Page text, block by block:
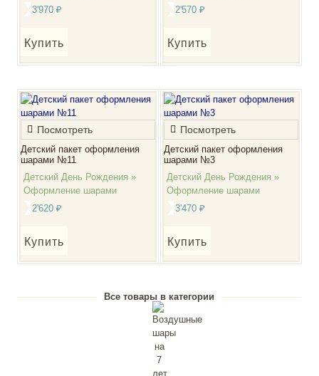
3'970 ₽
Купить
2'570 ₽
Купить
Посмотреть
Детский пакет оформления
шарами №11
Детский День Рождения »
Оформление шарами
2'620 ₽
Купить
Посмотреть
Детский пакет оформления
шарами №3
Детский День Рождения »
Оформление шарами
3'470 ₽
Купить
Все товары в категории